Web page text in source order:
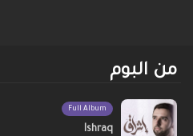
من البوم
Full Album
Ishraq